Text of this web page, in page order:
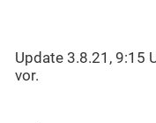
Update 3.8.21, 9:15
vor.